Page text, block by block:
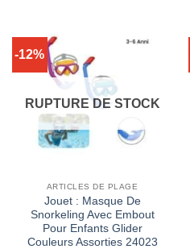
-12%
RUPTURE DE STOCK
ARTICLES DE PLAGE
Jouet : Masque De
Snorkeling Avec Embout
Pour Enfants Glider
Couleurs Assorties 24023